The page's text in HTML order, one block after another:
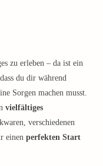
zu erleben – da ist ein
du dir während
Sorgen machen musst.
vielfältiges
verschiedenen
einen perfekten Start